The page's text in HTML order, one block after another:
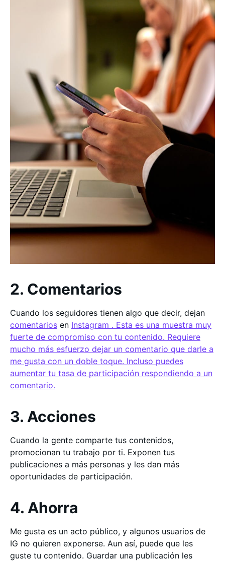
2. Comentarios
Cuando los seguidores tienen algo que decir, dejan
comentarios en Instagram . Esta es una muestra muy
fuerte de compromiso con tu contenido. Requiere
mucho más esfuerzo dejar un comentario que darle a
me gusta con un doble toque. Incluso puedes
aumentar tu tasa de participación respondiendo a un
comentario.
3. Acciones
Cuando la gente comparte tus contenidos,
promocionan tu trabajo por ti. Exponen tus
publicaciones a más personas y les dan más
oportunidades de participación.
4. Ahorra
Me gusta es un acto público, y algunos usuarios de
IG no quieren exponerse. Aun así, puede que les
guste tu contenido. Guardar una publicación les